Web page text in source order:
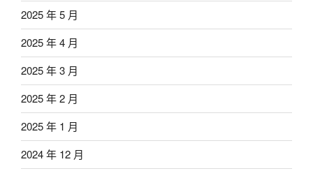
2025 年 5 月
2025 年 4 月
2025 年 3 月
2025 年 2 月
2025 年 1 月
2024 年 12 月